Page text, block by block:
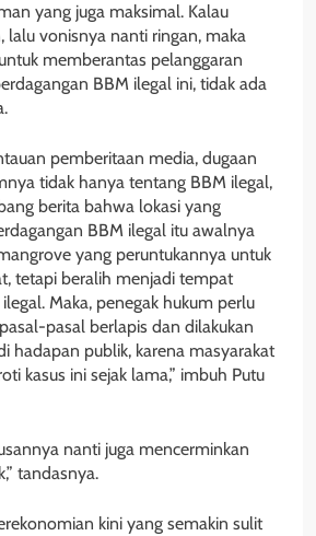
yang juga maksimal. Kalau
lalu vonisnya nanti ringan, maka
memberantas pelanggaran
BBM ilegal ini, tidak ada
pemberitaan media, dugaan
tidak hanya tentang BBM ilegal,
berita bahwa lokasi yang
BBM ilegal itu awalnya
yang peruntukannya untuk
tetapi beralih menjadi tempat
Maka, penegak hukum perlu
pasal berlapis dan dilakukan
hadapan publik, karena masyarakat
kasus ini sejak lama,” imbuh Putu
nanti juga mencerminkan
tandasnya.
kini yang semakin sulit